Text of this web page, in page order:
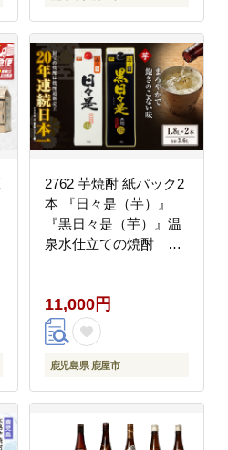
2762 芋焼酎 紙パック2
本 『日々是（芋）』
『黒日々是（芋）』温
泉水仕立ての焼酎
11,000円
鹿児島県 鹿屋市